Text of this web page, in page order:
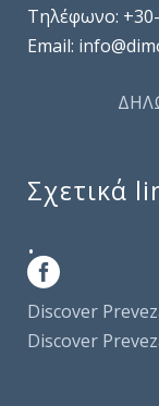
Τηλέφωνo:
Email:
Σχετικά
.
Discover
Discover